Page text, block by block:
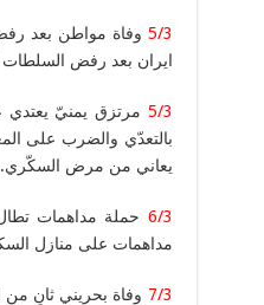
5/3 وفاة مواطن بعد
ايران بعد رفض السلطات
5/3 مرتزق يمنيّ يعتدي
بالتعدّي والضرب على
يعاني من مرض السكّري.
6/3 حملة مداهمات
مداهمات على منازل
7/3 وفاة بحريني ثانٍ